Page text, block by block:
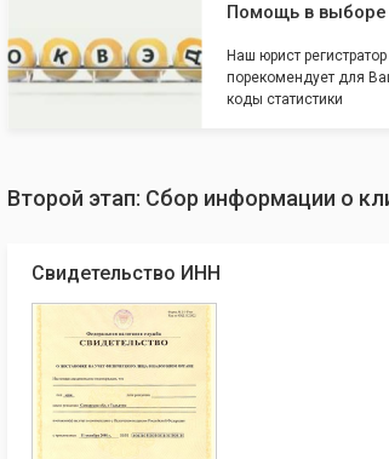
Помощь в
Наш юрист
порекомендует для
коды статистики
Второй этап: Сбор информации о
Свидетельство ИНН